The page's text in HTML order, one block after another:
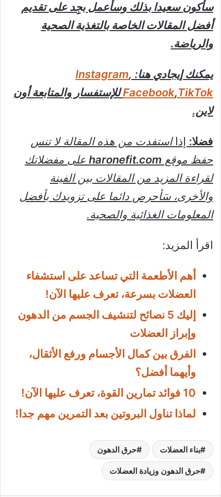
سأكون سعيدا بذلك وسأعمل بجِِد على تقديم
أفضل المقالات الخاصة بالتغذية الصحية
والرياضة.
يمكنك إيجادي هنا: Instagram,
Facebook,TikTok
للإستفسار والمتابعة أون
لاين.
فضلا: إذااستفدت من هذه المقالة لا تنس
حفظ موقع haronefit.com على مفضلاتك
لقراءة المزيد من المقالات بين الفينة
والأخرى، سَأحرص دائما على تزويدك بأفضل
المعلومات الغذائية والصحية.
اقرأ المزيد:
أهم الأطعمة التي تساعد على استشفاء
العضلات بسرعة، تعرف عليها الآن!
إليك 5 نصائح لتنشيف الجسم من الدهون
وإبراز العضلات
الفرق بين كمال الأجسام ورفع الأثقال،
وأيهما أفضل؟
10 فوائد تمارين القوة، تعرف عليها الآن!
لماذا تناول البروتين بعد التمرين مهم جدا!
بناء العضلات حرق الدهون
حرق الدهون وزيادة العضلات